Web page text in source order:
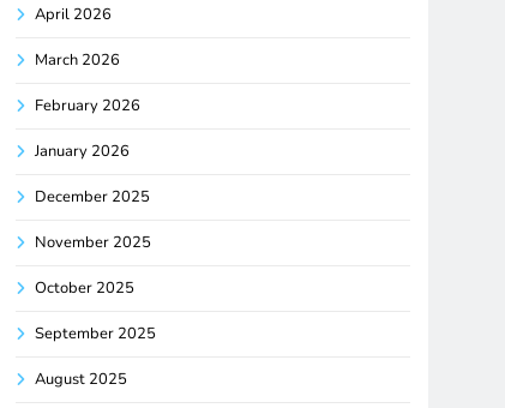
April 2026
March 2026
February 2026
January 2026
December 2025
November 2025
October 2025
September 2025
August 2025